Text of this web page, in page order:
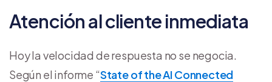
Atención al cliente inmediata
Hoy la velocidad de respuesta no se negocia.
Según el informe “State of the AI Connected